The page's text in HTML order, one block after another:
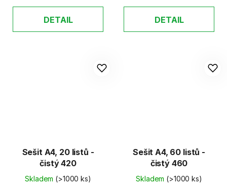
DETAIL DETAIL
Sešit A4, 20 listů -
čistý 420
Skladem (>1000 ks)
Sešit A4, 60 listů -
čistý 460
Skladem (>1000 ks)